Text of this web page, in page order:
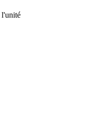
l'unité